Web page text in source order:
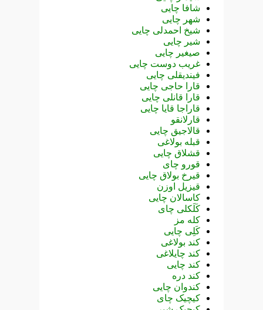
شافا چایی
شهر چایی
شیخ احمدلی چایی
شیر چایی
صیغیر چایی
غریب دوست چایی
فیندیقلی چایی
قارا حاجی چایی
قارا قانلی چایی
قاراجا قایا چایی
قارلانقو
قالاجیق چایی
قبله بولاغی
قشلاق چایی
قورو چای
قیرخ بولاق چایی
قیزیل اوزن
کاسالان چایی
کَلَکلی چای
کله مز
کَلِی چایی
کند بولاغی
کند چایلاغی
کند چایی
کند دره
کندوان چایی
کیچیک چای